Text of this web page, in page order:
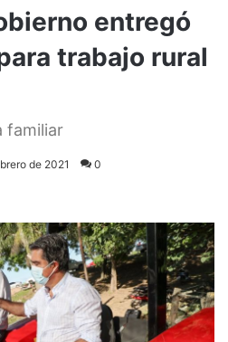
entregó
trabajo rural
familiar
de 2021 0